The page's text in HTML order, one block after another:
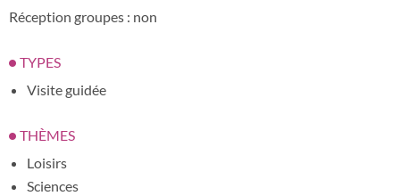
Réception groupes : non
TYPES
Visite guidée
THÈMES
Loisirs
Sciences